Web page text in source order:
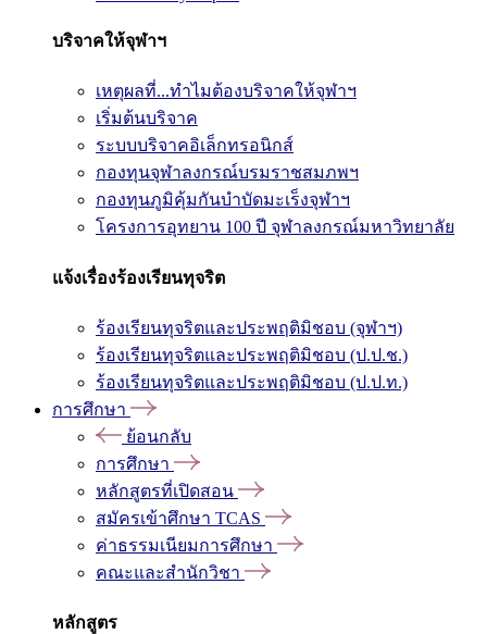
บริจาคให้จุฬาฯ
เหตุผลที่...ทำไมต้องบริจาคให้จุฬาฯ
เริ่มต้นบริจาค
ระบบบริจาคอิเล็กทรอนิกส์
กองทุนจุฬาลงกรณ์บรมราชสมภพฯ
กองทุนภูมิคุ้มกันบำบัดมะเร็งจุฬาฯ
โครงการอุทยาน 100 ปี จุฬาลงกรณ์มหาวิทยาลัย
แจ้งเรื่องร้องเรียนทุจริต
ร้องเรียนทุจริตและประพฤติมิชอบ (จุฬาฯ)
ร้องเรียนทุจริตและประพฤติมิชอบ (ป.ป.ช.)
ร้องเรียนทุจริตและประพฤติมิชอบ (ป.ป.ท.)
การศึกษา
ย้อนกลับ
การศึกษา
หลักสูตรที่เปิดสอน
สมัครเข้าศึกษา TCAS
ค่าธรรมเนียมการศึกษา
คณะและสำนักวิชา
หลักสูตร